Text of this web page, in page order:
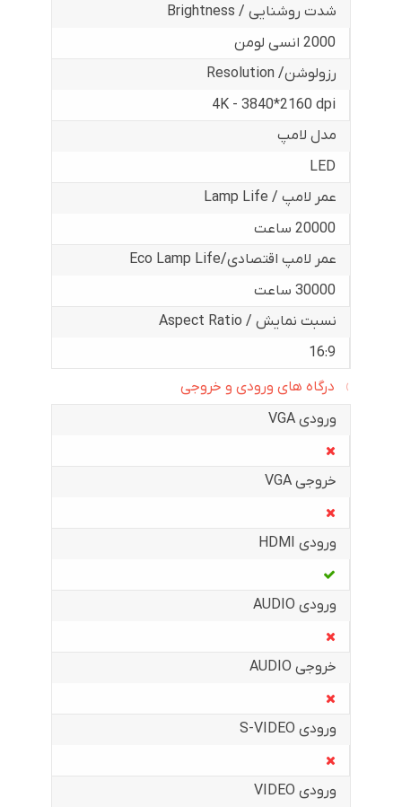
شدت روشنایی / Brightness
2000 انسی لومن
رزولوشن/ Resolution
4K - 3840*2160 dpi
مدل لامپ
LED
عمر لامپ / Lamp Life
20000 ساعت
عمر لامپ اقتصادی/Eco Lamp Life
30000 ساعت
نسبت نمایش / Aspect Ratio
16:9
درگاه های ورودی و خروجی
ورودی VGA
خروجی VGA
ورودی HDMI
ورودی AUDIO
خروجی AUDIO
ورودی S-VIDEO
ورودی VIDEO